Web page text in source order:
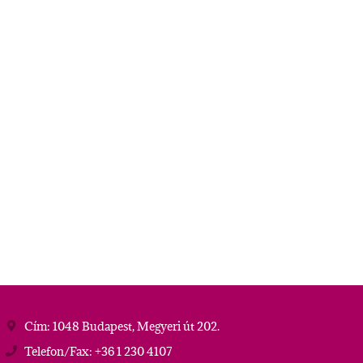
Cím: 1048 Budapest, Megyeri út 202.
Telefon/Fax: +36 1 230 4107